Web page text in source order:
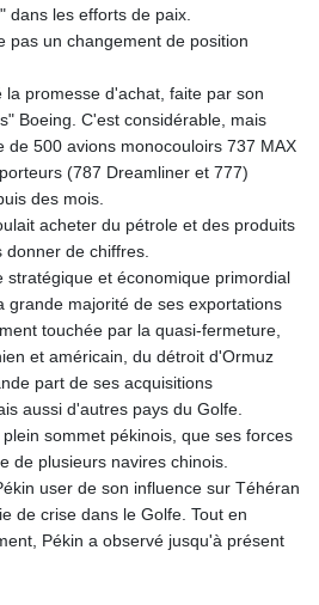
dans les efforts de paix.
pas un changement de position
promesse d'achat, faite par son
Boeing. C'est considérable, mais
de 500 avions monocouloirs 737 MAX
(787 Dreamliner et 777)
des mois.
acheter du pétrole et des produits
donner de chiffres.
stratégique et économique primordial
grande majorité de ses exportations
touchée par la quasi-fermeture,
et américain, du détroit d'Ormuz
part de ses acquisitions
aussi d'autres pays du Golfe.
sommet pékinois, que ses forces
de plusieurs navires chinois.
user de son influence sur Téhéran
de crise dans le Golfe. Tout en
Pékin a observé jusqu'à présent